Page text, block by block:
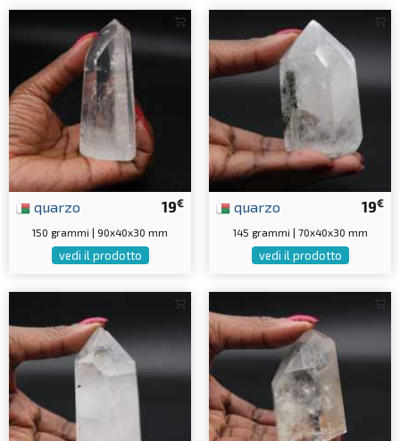
19€
quarzo
150 grammi | 90x40x30 mm
vedi il prodotto
19€
quarzo
145 grammi | 70x40x30 mm
vedi il prodotto